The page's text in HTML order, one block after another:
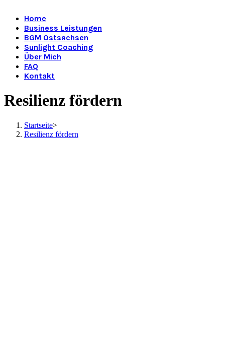
Home
Business Leistungen
BGM Ostsachsen
Sunlight Coaching
Über Mich
FAQ
Kontakt
Resilienz fördern
Startseite>
Resilienz fördern